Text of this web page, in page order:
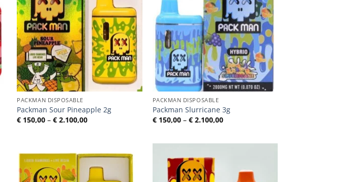
PACKMAN DISPOSABLE
Packman Sour Pineapple 2g
€ 150,00 –€ 2.100,00Preisspanne:
PACKMAN DISPOSABLE
Packman Slurricane 3g
€150,00 – €2.100,00Preisspanne: